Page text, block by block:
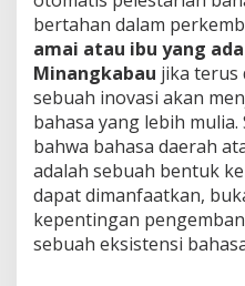
bertahan dalam
amai atau ibu yang
Minangkabau jika terus
sebuah inovasi akan
bahasa yang lebih
bahwa bahasa daerah
adalah sebuah bentuk
dapat dimanfaatkan,
kepentingan
sebuah eksistensi